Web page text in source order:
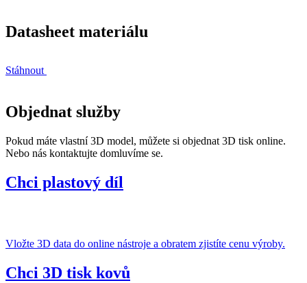
Datasheet materiálu
Stáhnout
Objednat služby
Pokud máte vlastní 3D model, můžete si objednat 3D tisk online.
Nebo nás kontaktujte domluvíme se.
Chci plastový díl
Vložte 3D data do online nástroje a obratem zjistíte cenu výroby.
Chci 3D tisk kovů